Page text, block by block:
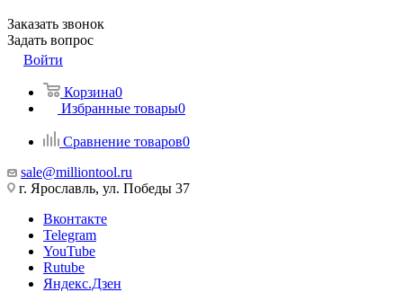
Заказать звонок
Задать вопрос
Войти
Корзина0
Избранные товары0
Сравнение товаров0
sale@milliontool.ru
г. Ярославль, ул. Победы 37
Вконтакте
Telegram
YouTube
Rutube
Яндекс.Дзен